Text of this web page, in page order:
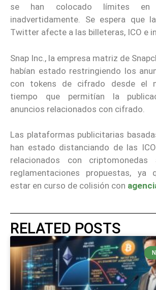
se han colocado límites en
inadvertidamente. Se espera que
Twitter afecte a las billeteras, ICO e
Snap Inc., la empresa matriz de
habían estado restringiendo los
con tokens de cifrado desde el
tiempo que permitían la
anuncios relacionados con cifrado.
Las plataformas publicitarias
han estado distanciando de las
relacionados con
reglamentaciones propuestas, ya
estar en curso de colisión con
RELATED POSTS